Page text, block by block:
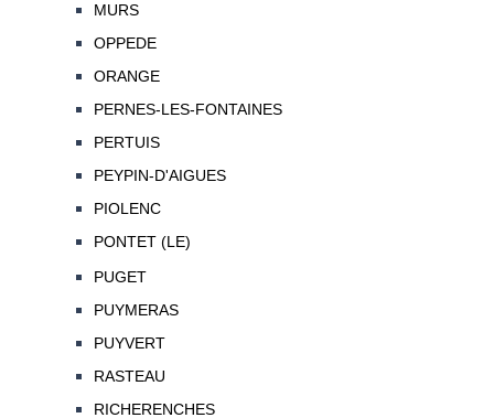
MURS
OPPEDE
ORANGE
PERNES-LES-FONTAINES
PERTUIS
PEYPIN-D'AIGUES
PIOLENC
PONTET (LE)
PUGET
PUYMERAS
PUYVERT
RASTEAU
RICHERENCHES